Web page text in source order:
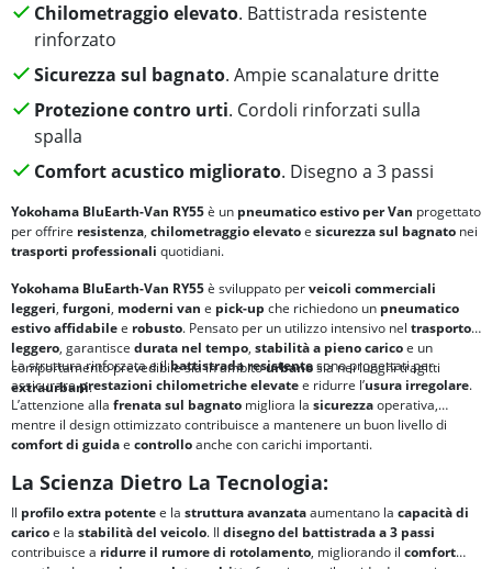
Chilometraggio elevato. Battistrada resistente
rinforzato
Sicurezza sul bagnato. Ampie scanalature dritte
Protezione contro urti. Cordoli rinforzati sulla
spalla
Comfort acustico migliorato. Disegno a 3 passi
Yokohama BluEarth-Van RY55è un pneumatico estivo per Van progettato
per offrire resistenza, chilometraggio elevatoe sicurezza sul bagnato nei
trasporti professionali quotidiani.
Yokohama BluEarth-Van RY55è sviluppato perveicoli commerciali
leggeri, furgoni, moderni van e pick-up che richiedono un pneumatico
estivoaffidabilee robusto. Pensato per un utilizzo intensivo nel trasporto
leggero, garantisce durata nel tempo, stabilità a pieno caricoe un
comportamento prevedibile sia in ambitourbanosia nei lunghi tragitti
extraurbani.
La struttura rinforzata e ilbattistrada resistentesono progettati per
assicurareprestazioni chilometriche elevatee ridurre l’usura irregolare.
L’attenzione alla frenata sul bagnato migliora la sicurezzaoperativa,
mentre il design ottimizzato contribuisce a mantenere un buon livello di
comfort di guidae controlloanche con carichi importanti.
La Scienza Dietro La Tecnologia:
Il profilo extra potentee la struttura avanzataaumentano la capacità di
caricoe la stabilità del veicolo. Il disegno del battistrada a 3 passi
contribuisce a ridurre il rumore di rotolamento, migliorando il comfort